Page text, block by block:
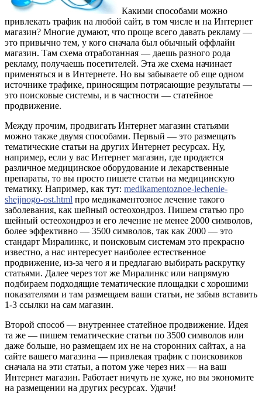
Какими способами можно
привлекать трафик на любой сайт, в том числе и на Интернет
магазин? Многие думают, что проще всего давать рекламу —
это привычно тем, у кого сначала был обычный оффлайн
магазин. Там схема отработанная — даешь разного рода
рекламу, получаешь посетителей. Эта же схема начинает
применяться и в Интернете. Но вы забываете об еще одном
источнике трафике, приносящим потрясающие результаты —
это поисковые системы, и в частности — статейное
продвижение.
Между прочим, продвигать Интернет магазин статьями
можно также двумя способами. Первый — это размещать
тематические статьи на других Интернет ресурсах. Ну,
например, если у вас Интернет магазин, где продается
различное медицинское оборудование и лекарственные
препараты, то вы просто пишете статьи на медицинскую
тематику. Например, как тут: medikamentoznoe-lechenie-
shejjnogo-ost.html про медикаментозное лечение такого
заболевания, как шейный остеохондроз. Пишем статью про
шейный остеохондроз и его лечение не менее 2000 символов,
более эффективно — 3500 символов, так как 2000 — это
стандарт Миралинкс, и поисковым системам это прекрасно
известно, а нас интересует наиболее естественное
продвижение, из-за чего я и предлагаю выбирать раскрутку
статьями. Далее через тот же Миралинкс или напрямую
подбираем подходящие тематические площадки с хорошими
показателями и там размещаем ваши статьи, не забыв вставить
1-3 ссылки на сам магазин.
Второй способ — внутреннее статейное продвижение. Идея
та же — пишем тематические статьи по 3500 символов или
даже больше, но размещаем их не на сторонних сайтах, а на
сайте вашего магазина — привлекая трафик с поисковиков
сначала на эти статьи, а потом уже через них — на ваш
Интернет магазин. Работает ничуть не хуже, но вы экономите
на размещении на других ресурсах. Удачи!